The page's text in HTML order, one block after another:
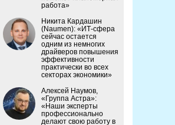
работа»
Никита Кардашин
(Naumen): «ИТ-сфера
сейчас остается
одним из немногих
драйверов повышения
эффективности
практически во всех
секторах экономики»
Алексей Наумов,
«Группа Астра»:
«Наши эксперты
профессионально
делают свою работу в